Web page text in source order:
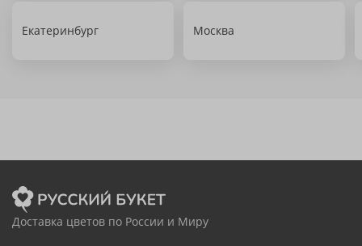
Екатеринбург Москва
Доставка цветов по России и Миру